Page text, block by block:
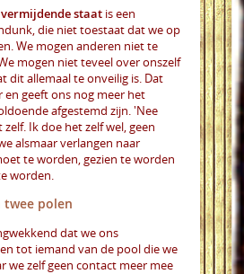
staat is een
die niet toestaat dat we op
We mogen anderen niet te
mogen niet teveel over onszelf
dit allemaal te onveilig is. Dat
en geeft ons nog meer het
afgestemd zijn. 'Nee
Ik doe het zelf wel, geen
alsmaar verlangen naar
te worden, gezien te worden
worden.
twee polen
dat we ons
tot iemand van de pool die we
we zelf geen contact meer mee